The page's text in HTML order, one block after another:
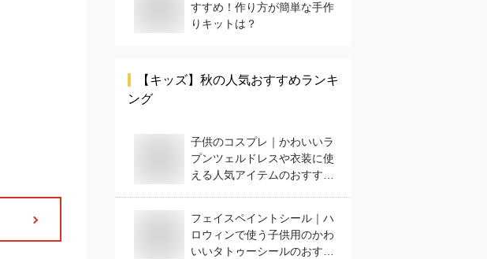
すすめ！作り方が簡単な手作
りキットは？
【キッズ】 秋の人気おすすめランキ
ング
子供のコスプレ｜かわいいラ
プンツェルドレスや衣装に使
える人気アイテムのおすすめ
フェイスペイントシール｜ハ
ロウィンで使う子供用のかわ
いいタトゥーシールのおすす